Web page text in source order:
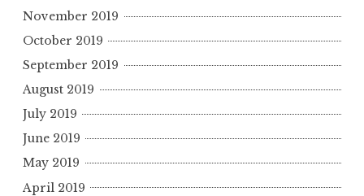
November 2019
October 2019
September 2019
August 2019
July 2019
June 2019
May 2019
April 2019